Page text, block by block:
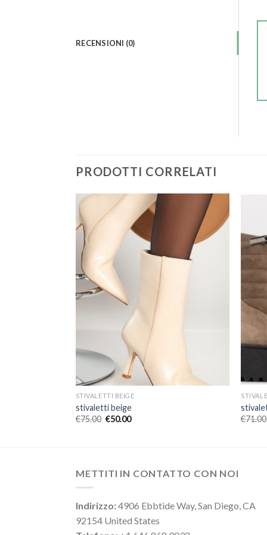
RECENSIONI (0)
PRODOTTI CORRELATI
STIVALETTI BEIGE
stivaletti beige
€75.00 €50.00
€71.00
METTITI IN CONTATTO CON NOI
Indirizzo:4906 Ebbtide Way, San Diego, CA
92154 United States